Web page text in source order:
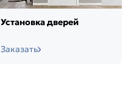
Установка дверей
Заказать